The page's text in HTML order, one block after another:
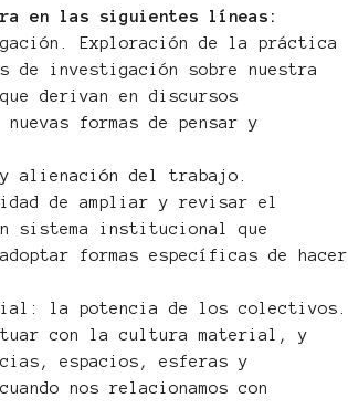
en las siguientes líneas:
Exploración de la práctica
de investigación sobre nuestra
derivan en discursos
nuevas formas de pensar y
alienación del trabajo.
de ampliar y revisar el
sistema institucional que
formas específicas de hacer
la potencia de los colectivos.
con la cultura material, y
espacios, esferas y
nos relacionamos con